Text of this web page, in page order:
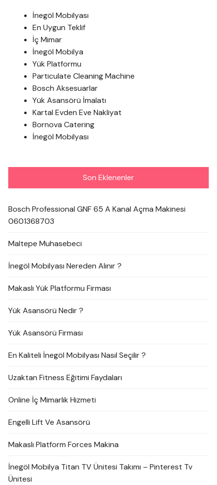
İnegöl Mobilyası
En Uygun Teklif
İç Mimar
İnegöl Mobilya
Yük Platformu
Particulate Cleaning Machine
Bosch Aksesuarlar
Yük Asansörü İmalatı
Kartal Evden Eve Nakliyat
Bornova Catering
İnegöl Mobilyası
Son Eklenenler
Bosch Professional GNF 65 A Kanal Açma Makinesi
0601368703
Maltepe Muhasebeci
İnegöl Mobilyası Nereden Alınır ?
Makaslı Yük Platformu Firması
Yük Asansörü Nedir ?
Yük Asansörü Firması
En Kaliteli İnegöl Mobilyası Nasıl Seçilir ?
Uzaktan Fitness Eğitimi Faydaları
Online İç Mimarlık Hizmeti
Engelli Lift Ve Asansörü
Makaslı Platform Forces Makina
İnegöl Mobilya Titan TV Ünitesi Takımı – Pinterest Tv
Ünitesi